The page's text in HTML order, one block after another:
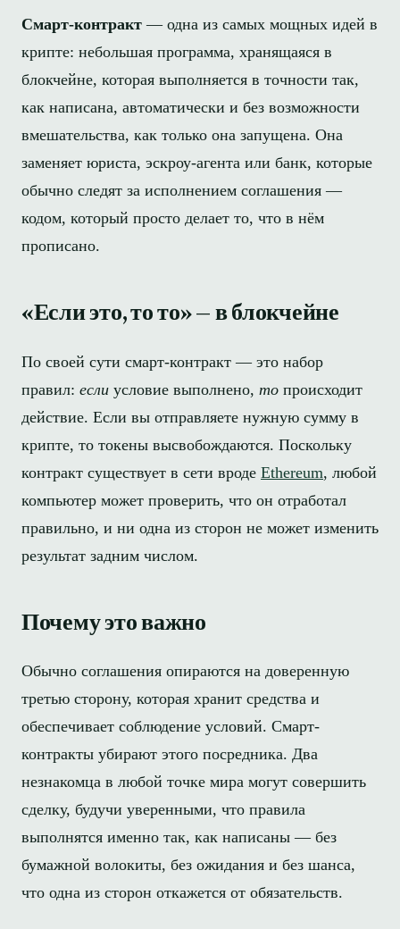
Смарт-контракт — одна из самых мощных идей в
крипте: небольшая программа, хранящаяся в
блокчейне, которая выполняется в точности так,
как написана, автоматически и без возможности
вмешательства, как только она запущена. Она
заменяет юриста, эскроу-агента или банк, которые
обычно следят за исполнением соглашения —
кодом, который просто делает то, что в нём
прописано.
«Если это, то то» — в блокчейне
По своей сути смарт-контракт — это набор
правил: если условие выполнено, то происходит
действие. Если вы отправляете нужную сумму в
крипте, то токены высвобождаются. Поскольку
контракт существует в сети вроде Ethereum, любой
компьютер может проверить, что он отработал
правильно, и ни одна из сторон не может изменить
результат задним числом.
Почему это важно
Обычно соглашения опираются на доверенную
третью сторону, которая хранит средства и
обеспечивает соблюдение условий. Смарт-
контракты убирают этого посредника. Два
незнакомца в любой точке мира могут совершить
сделку, будучи уверенными, что правила
выполнятся именно так, как написаны — без
бумажной волокиты, без ожидания и без шанса,
что одна из сторон откажется от обязательств.